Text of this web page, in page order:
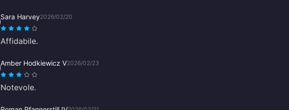
Sara Harvey2026/02/20
Affidabile.
Amber Hodkiewicz V2026/02/23
Notevole.